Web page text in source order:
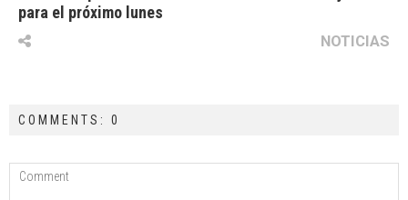
para el próximo lunes
NOTICIAS
COMMENTS: 0